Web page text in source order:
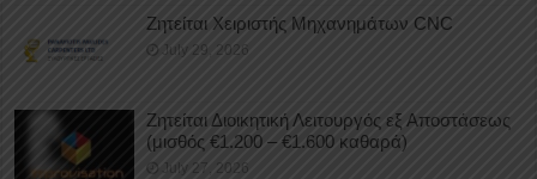
Ζητείται Χειριστής Μηχανημάτων CNC
July 29, 2026
Ζητείται Διοικητική Λειτουργός εξ Αποστάσεως
(μισθός €1.200 – €1.600 καθαρά)
July 27, 2026